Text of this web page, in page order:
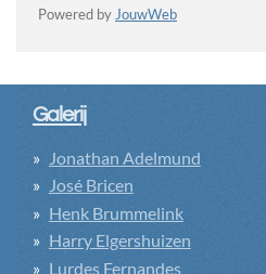
Powered by JouwWeb
Galerij
Jonathan Adelmund
José Bricen
Henk Brummelink
Harry Elgershuizen
Lurdes Fernandes